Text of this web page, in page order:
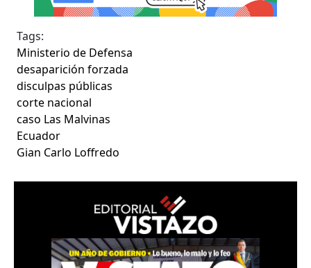
Tags:
Ministerio de Defensa
desaparición forzada
disculpas públicas
corte nacional
caso Las Malvinas
Ecuador
Gian Carlo Loffredo